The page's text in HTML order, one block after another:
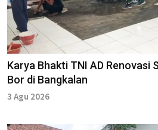
Karya Bhakti TNI AD Renovasi
Bor di Bangkalan
3 Agu 2026